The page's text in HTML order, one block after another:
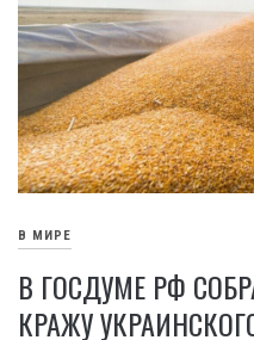
В МИРЕ
В ГОСДУМЕ РФ
КРАЖУ